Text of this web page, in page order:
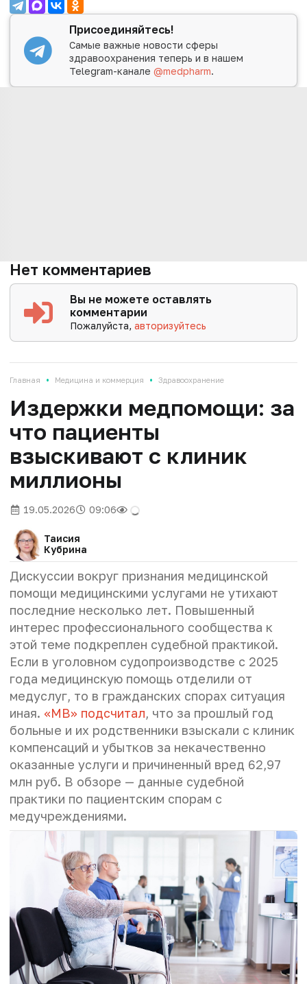
Присоединяйтесь!
Самые важные новости сферы
здравоохранения теперь и в нашем
Telegram-канале@medpharm.
Нет комментариев
Вы не можете оставлять
комментарии
Пожалуйста,авторизуйтесь
Главная • Медицина и коммерция • Здравоохранение
Издержки медпомощи: за
что пациенты
взыскивают с клиник
миллионы
19.05.2026 09:06
Таисия
Кубрина
Дискуссии вокруг признания медицинской
помощи медицинскими услугами не утихают
последние несколько лет. Повышенный
интерес профессионального сообщества к
этой теме подкреплен судебной практикой.
Если в уголовном судопроизводстве с 2025
года медицинскую помощь отделили от
медуслуг, то в гражданских спорах ситуация
иная. «МВ» подсчитал, что за прошлый год
больные и их родственники взыскали с клиник
компенсаций и убытков за некачественно
оказанные услуги и причиненный вред 62,97
млн руб. В обзоре — данные судебной
практики по пациентским спорам с
медучреждениями.